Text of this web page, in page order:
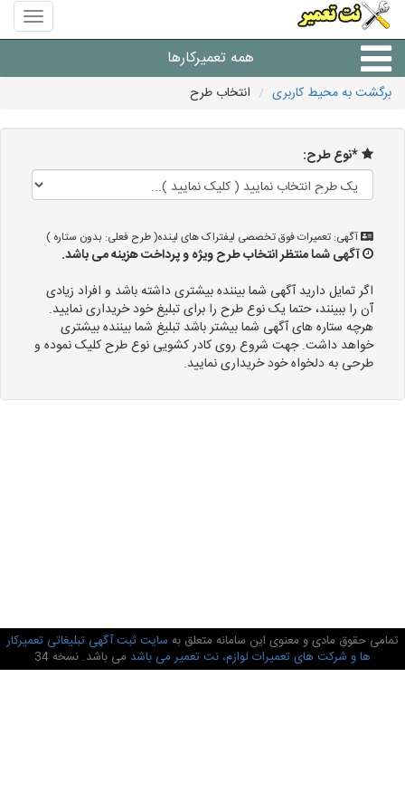
منوی
سایت
تعمیر
همه تعمیرکارها
برگشت به محیط کاربری انتخاب طرح
*نوع طرح:
آگهی: تعمیرات فوق تخصصی لیفتراک های لینده( طرح فعلی: بدون ستاره )
آگهی شما منتظر انتخاب طرح ویژه و پرداخت هزینه می باشد.
اگر تمایل دارید آگهی شما بیننده بیشتری داشته باشد و افراد زیادی
آن را ببینند، حتما یک نوع طرح را برای تبلیغ خود خریداری نمایید.
هرچه ستاره های آگهی شما بیشتر باشد تبلیغ شما بیننده بیشتری
خواهد داشت. جهت شروع روی کادر کشویی نوع طرح کلیک نموده و
طرحی به دلخواه خود خریداری نمایید.
تمامی حقوق مادی و معنوی این سامانه متعلق به سایت ثبت آگهی تبلیغاتی تعمیرکار
ها و شرکت های تعمیرات لوازم، نت تعمیر می باشد می باشد. نسخه 34